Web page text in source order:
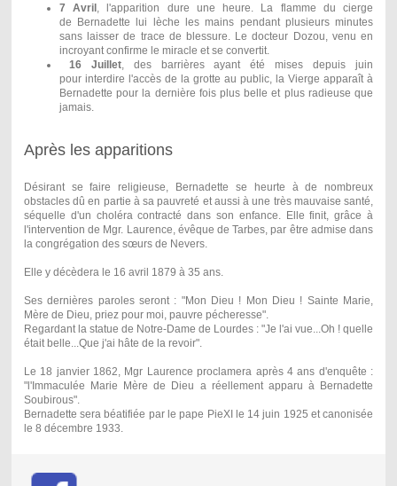
7 Avril , l'apparition dure une heure. La flamme du cierge
de Bernadette lui lèche les mains pendant plusieurs minutes
sans laisser de trace de blessure. Le docteur Dozou, venu en
incroyant confirme le miracle et se convertit.
16 Juillet, des barrières ayant été mises depuis juin
pour interdire l'accès de la grotte au public, la Vierge apparaît à
Bernadette pour la dernière fois plus belle et plus radieuse que
jamais.
Après les apparitions
Désirant se faire religieuse, Bernadette se heurte à de nombreux
obstacles dû en partie à sa pauvreté et aussi à une très mauvaise santé,
séquelle d'un choléra contracté dans son enfance. Elle finit, grâce à
l'intervention de Mgr. Laurence, évêque de Tarbes, par être admise dans
la congrégation des sœurs de Nevers.
Elle y décèdera le 16 avril 1879 à 35 ans.
Ses dernières paroles seront : "Mon Dieu ! Mon Dieu ! Sainte Marie,
Mère de Dieu, priez pour moi, pauvre pécheresse".
Regardant la statue de Notre-Dame de Lourdes : "Je l'ai vue...Oh ! quelle
était belle...Que j'ai hâte de la revoir".
Le 18 janvier 1862, Mgr Laurence proclamera après 4 ans d'enquête :
"l'Immaculée Marie Mère de Dieu a réellement apparu à Bernadette
Soubirous".
Bernadette sera béatifiée par le pape PieXI le 14 juin 1925 et canonisée
le 8 décembre 1933.